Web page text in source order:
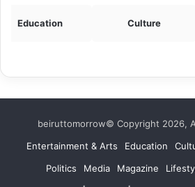
Culture
Education
beiruttomorrow© Copyright 2026,
Education
Entertainment & Arts
Magazine
Media
Politics